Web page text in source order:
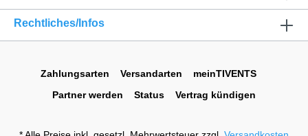
Rechtliches/Infos
Zahlungsarten Versandarten
meinTIVENTS
Partner werden
Status Vertrag kündigen